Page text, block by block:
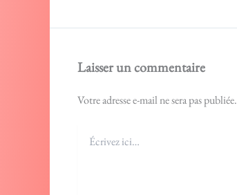
Laisser un commentaire
Votre adresse e-mail ne sera pas publiée.
ici…